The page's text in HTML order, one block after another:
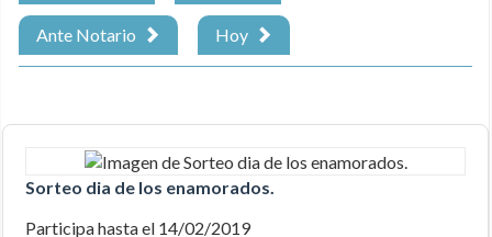
Ante Notario Hoy
Sorteo dia de los enamorados.
Participa hasta el 14/02/2019